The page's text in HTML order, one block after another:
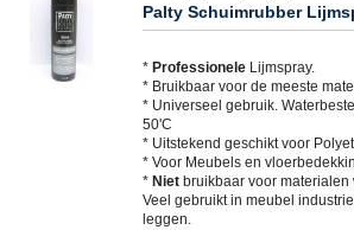
Palty Schuimrubber
* Professionele Lijmspray.
* Bruikbaar voor de meeste
* Universeel gebruik.
50'C
* Uitstekend geschikt voor
* Voor Meubels en
* Niet bruikbaar voor
Veel gebruikt in meubel
leggen.